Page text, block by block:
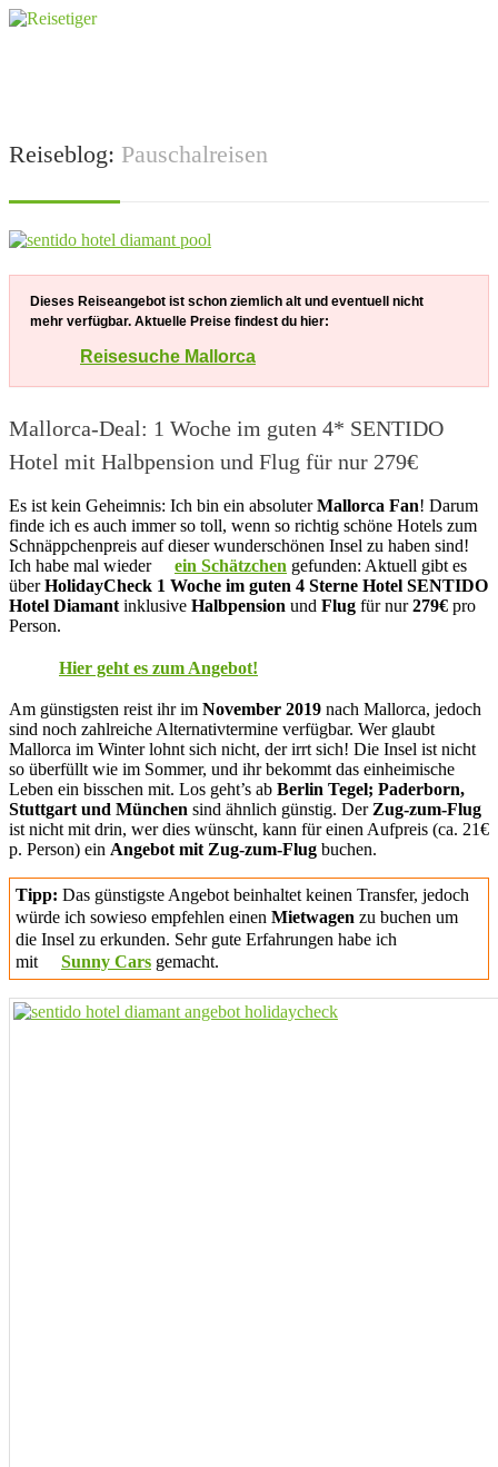
Reiseblog: Pauschalreisen
Dieses Reiseangebot ist schon ziemlich alt und eventuell nicht
mehr verfügbar. Aktuelle Preise findest du hier:
Reisesuche Mallorca
Mallorca-Deal: 1 Woche im guten 4* SENTIDO
Hotel mit Halbpension und Flug für nur 279€
Es ist kein Geheimnis: Ich bin ein absoluterMallorca Fan! Darum
finde ich es auch immer so toll, wenn so richtig schöne Hotels zum
Schnäppchenpreis auf dieser wunderschönen Insel zu haben sind!
Ich habe mal wieder
ein Schätzchen gefunden: Aktuell gibt es
überHolidayCheck 1 Woche im guten 4 Sterne Hotel SENTIDO
Hotel Diamant inklusive Halbpension und Flug für nur279€ pro
Person.
Hier geht es zum Angebot!
Am günstigsten reist ihr im November 2019 nach Mallorca, jedoch
sind noch zahlreiche Alternativtermine verfügbar. Wer glaubt
Mallorca im Winter lohnt sich nicht, der irrt sich! Die Insel ist nicht
so überfüllt wie im Sommer, und ihr bekommt das einheimische
Leben ein bisschen mit. Los geht’s ab Berlin Tegel; Paderborn,
Stuttgart und München sind ähnlich günstig. DerZug-zum-Flug
ist nicht mit drin, wer dies wünscht, kann für einen Aufpreis (ca. 21€
p. Person) ein Angebot mit Zug-zum-Flug buchen.
Tipp: Das günstigste Angebot beinhaltet keinen Transfer, jedoch
würde ich sowieso empfehlen einen Mietwagen zu buchen um
die Insel zu erkunden. Sehr gute Erfahrungen habe ich
mit
Sunny Cars gemacht.